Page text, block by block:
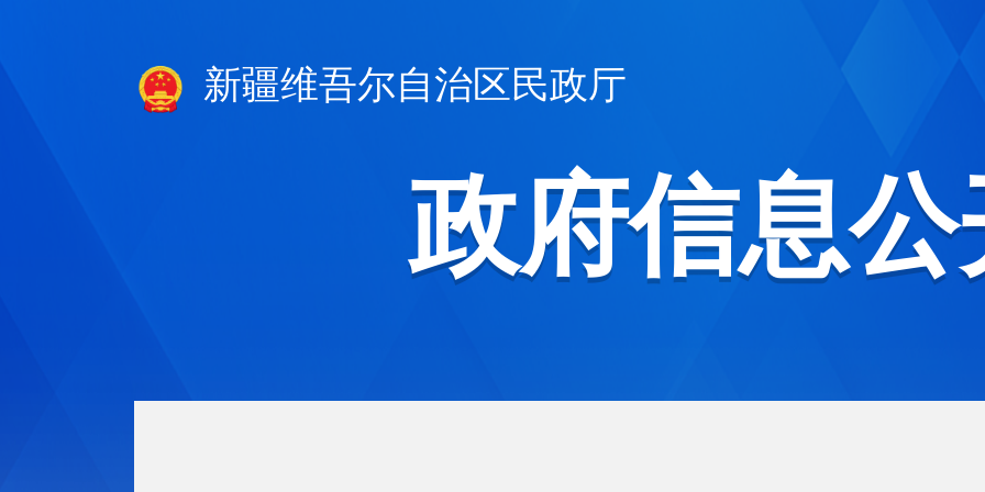
新疆维吾尔自治区民政厅
政府信息公